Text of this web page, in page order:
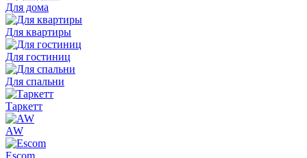
Для дома
Для квартиры
Для гостиниц
Для спальни
Таркетт
AW
Escom